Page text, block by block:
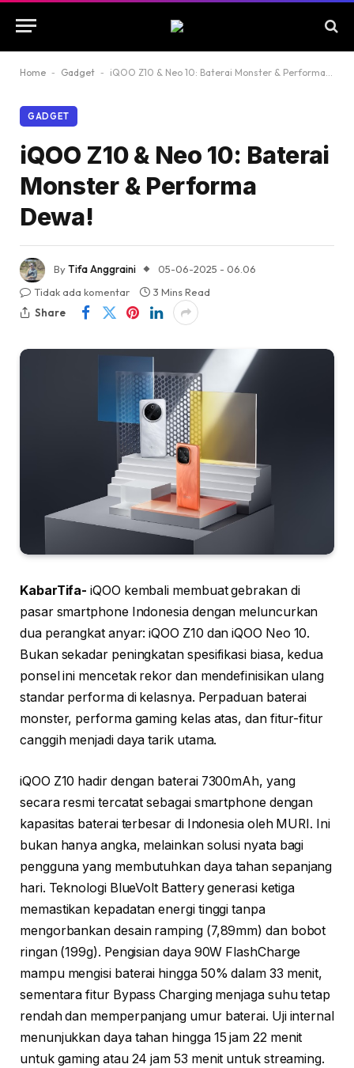
Home - Gadget - iQOO Z10 & Neo 10: Baterai Monster & Performa Dewa!
GADGET
iQOO Z10 & Neo 10: Baterai
Monster & Performa
Dewa!
ByTifa Anggraini
05-06-2025 - 06.06
Tidak ada komentar
3 Mins Read
Share
KabarTifa- iQOO kembali membuat gebrakan di
pasar smartphone Indonesia dengan meluncurkan
dua perangkat anyar: iQOO Z10 dan iQOO Neo 10.
Bukan sekadar peningkatan spesifikasi biasa, kedua
ponsel ini mencetak rekor dan mendefinisikan ulang
standar performa di kelasnya. Perpaduan baterai
monster, performa gaming kelas atas, dan fitur-fitur
canggih menjadi daya tarik utama.
iQOO Z10 hadir dengan baterai 7300mAh, yang
secara resmi tercatat sebagai smartphone dengan
kapasitas baterai terbesar di Indonesia oleh MURI. Ini
bukan hanya angka, melainkan solusi nyata bagi
pengguna yang membutuhkan daya tahan sepanjang
hari. Teknologi BlueVolt Battery generasi ketiga
memastikan kepadatan energi tinggi tanpa
mengorbankan desain ramping (7,89mm) dan bobot
ringan (199g). Pengisian daya 90W FlashCharge
mampu mengisi baterai hingga 50% dalam 33 menit,
sementara fitur Bypass Charging menjaga suhu tetap
rendah dan memperpanjang umur baterai. Uji internal
menunjukkan daya tahan hingga 15 jam 22 menit
untuk gaming atau 24 jam 53 menit untuk streaming.